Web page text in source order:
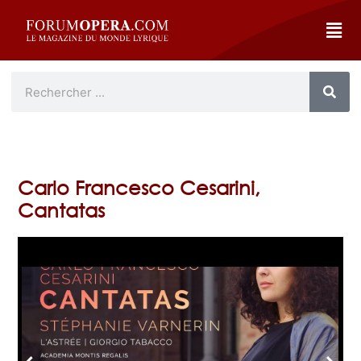
Carlo Francesco Cesarini,
Cantatas